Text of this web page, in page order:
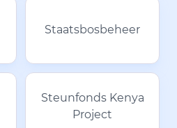
Staatsbosbeheer
Steunfonds Kenya
Project